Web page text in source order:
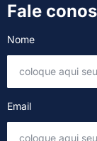
Fale
Nome
Email